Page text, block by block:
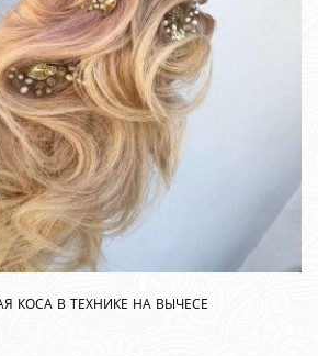
коса в технике на вычесе